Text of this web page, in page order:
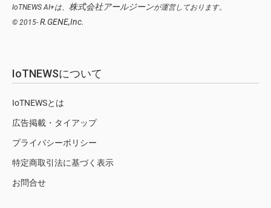
IoTNEWS AI+は、 株式会社アールジーンが運営しております。
© 2015- R.GENE,Inc.
IoTNEWSについて
IoTNEWSとは
広告掲載・タイアップ
プライバシーポリシー
特定商取引法に基づく表示
お問合せ